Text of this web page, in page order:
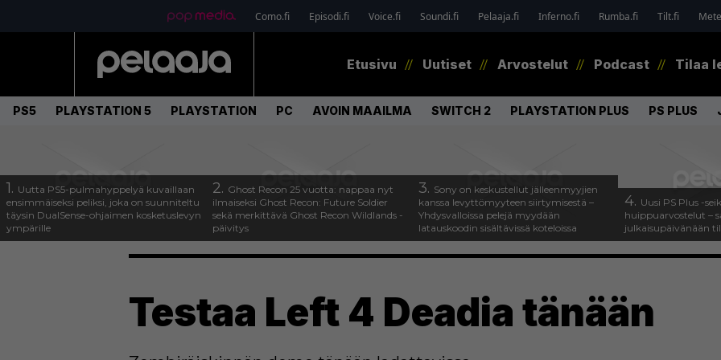
Como.fi Episodi.fi Voice.fi Soundi.fi Pelaaja.fi Inferno.fi Rumba.fi Tilt.fi
Etusivu Uutiset Arvostelut Podcast Tilaa
PS5 PLAYSTATION 5 PLAYSTATION PC AVOIN MAAILMA SWITCH 2 PLAYSTATION PLUS PS PLUS
1. Uutta PS5-pulmahyppelyä kuvaillaan
ensimmäiseksi peliksi, joka on suunniteltu
täysin DualSense-ohjaimen kosketuslevyn
ympärille
2. Ghost Recon 25 vuotta: nappaa nyt
ilmaiseksi Ghost Recon: Future Soldier
sekä merkittävä Ghost Recon Wildlands -
päivitys
3. Sony on keskustellut jälleenmyyjien
kanssa levyttömyyteen siirtymisestä –
Yhdysvalloissa pelejä myydään
latauskoodin sisältävissä koteloissa
4. Uusi PS Plus -
huippuarvostelut –
julkaisupäivänään
Testaa Left 4 Deadia tänään